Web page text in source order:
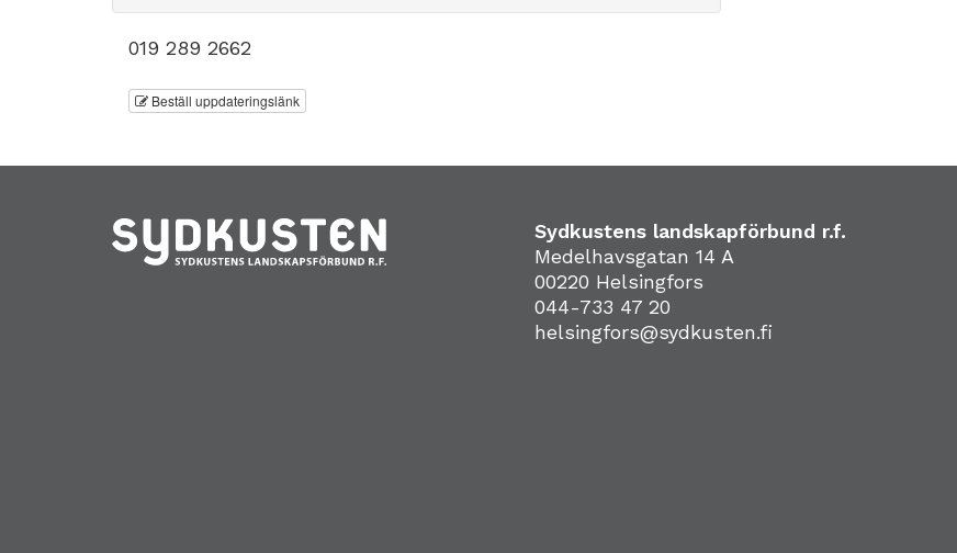
019 289 2662
Beställ uppdateringslänk
Sydkustens landskapförbund r.f.
Medelhavsgatan 14 A
00220 Helsingfors
044-733 47 20
helsingfors@sydkusten.fi